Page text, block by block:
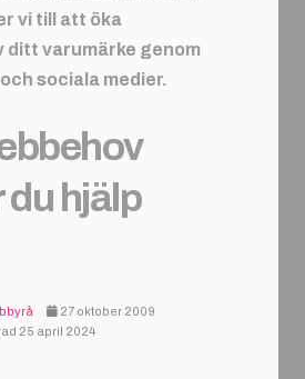
vi till att öka
ditt varumärke genom
och sociala medier.
du hjälp
27 oktober 2009
25 april 2024